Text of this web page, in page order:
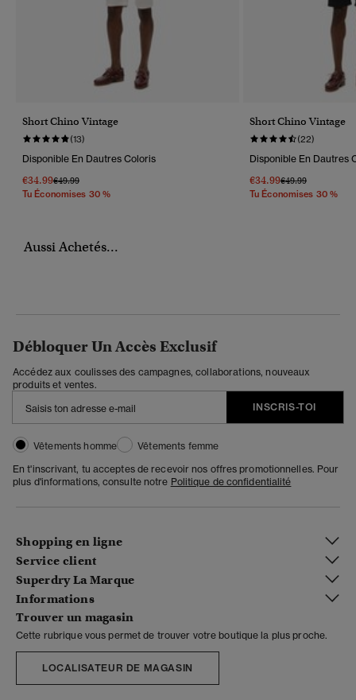
Short Chino Vintage
(13)
Disponible En Dautres Coloris
€34.99Prix Réduit De
€49.99À
Tu Économises 30 %
Short Chino Vintage
(22)
Disponible En Dautres
€34.99Prix Réduit De
€49.99À
Tu Économises 30 %
Aussi Achetés...
Débloquer Un Accès Exclusif
Accédez aux coulisses des campagnes, collaborations, nouveaux
produits et ventes.
INSCRIS-TOI
Vêtements homme
Vêtements femme
En t'inscrivant, tu acceptes de recevoir nos offres promotionnelles. Pour
plus d'informations, consulte notre Politique de confidentialité
Shopping en ligne
Service client
Superdry La Marque
Informations
Trouver un magasin
Cette rubrique vous permet de trouver votre boutique la plus proche.
LOCALISATEUR DE MAGASIN